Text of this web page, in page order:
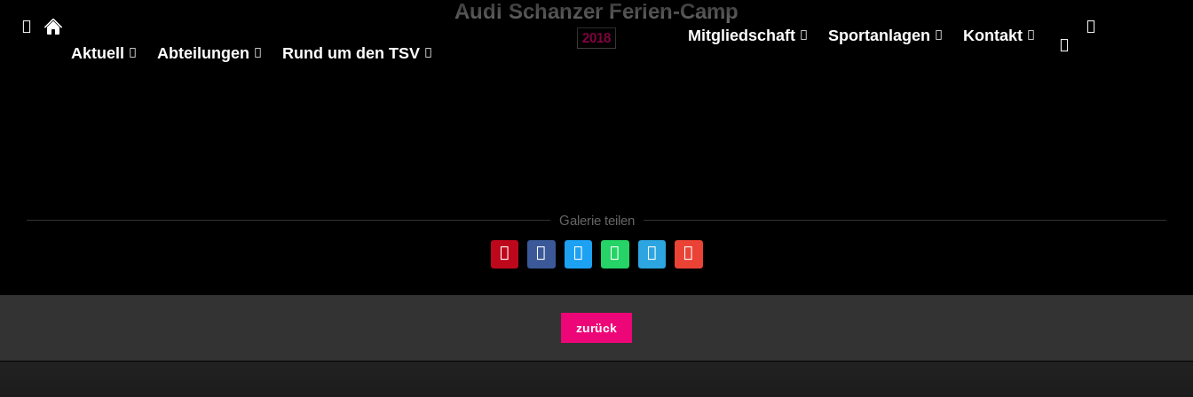
Aktuell Abteilungen Rund um den TSV
Mitgliedschaft Sportanlagen Kontakt
Audi Schanzer Ferien-Camp
2018
Galerie teilen
zurück